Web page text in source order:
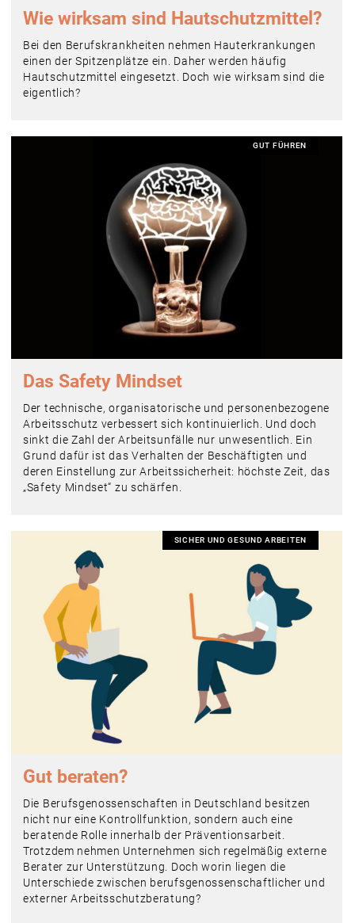
Wie wirksam sind Hautschutzmittel?
Bei den Berufskrankheiten nehmen Hauterkrankungen
einen der Spitzenplätze ein. Daher werden häufig
Hautschutzmittel eingesetzt. Doch wie wirksam sind die
eigentlich?
GUT FÜHREN
Das Safety Mindset
Der technische, organisatorische und personenbezogene
Arbeitsschutz verbessert sich kontinuierlich. Und doch
sinkt die Zahl der Arbeitsunfälle nur unwesentlich. Ein
Grund dafür ist das Verhalten der Beschäftigten und
deren Einstellung zur Arbeitssicherheit: höchste Zeit, das
„Safety Mindset“ zu schärfen.
SICHER UND GESUND ARBEITEN
Gut beraten?
Die Berufsgenossenschaften in Deutschland besitzen
nicht nur eine Kontrollfunktion, sondern auch eine
beratende Rolle innerhalb der Präventions­arbeit.
Trotzdem nehmen Unternehmen sich regelmäßig externe
Berater zur Unterstützung. Doch worin liegen die
Unterschiede zwischen berufsgenossenschaftlicher und
externer Arbeitsschutzberatung?